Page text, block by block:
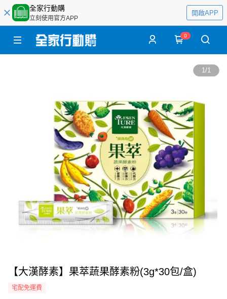
全家行動購
立刻使用官方APP
開啟APP
0
1/1
【大漢酵素】果萃蔬果酵素粉(3g*30包/盒)
宅配免運費